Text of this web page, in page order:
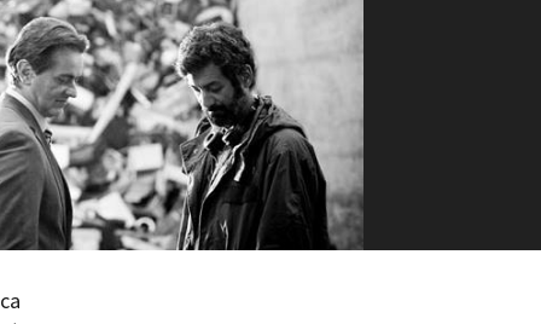
Accedi al tuo profilo
Nuovo utente
noi
- Scuola e Lavoro
lavori in economia